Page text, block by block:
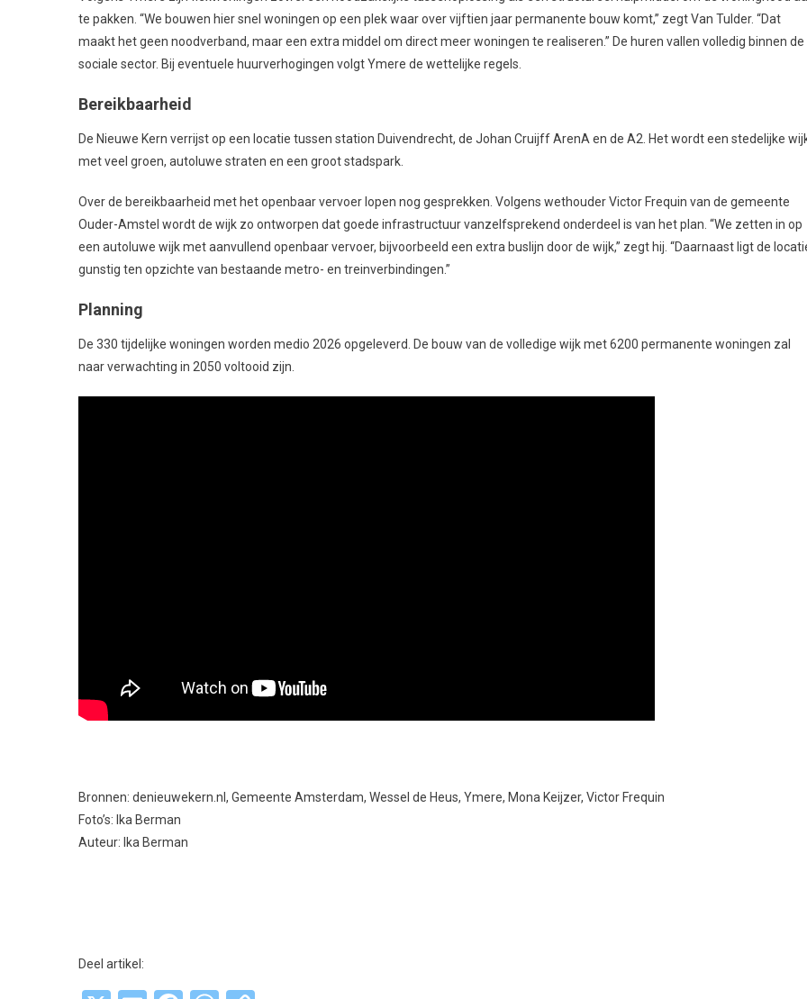
te pakken. “We bouwen hier snel woningen op een plek waar over vijftien jaar permanente bouw komt,” zegt Van Tulder. “Dat
maakt het geen noodverband, maar een extra middel om direct meer woningen te realiseren.” De huren vallen volledig binnen de
sociale sector. Bij eventuele huurverhogingen volgt Ymere de wettelijke regels.
Bereikbaarheid
De Nieuwe Kern verrijst op een locatie tussen station Duivendrecht, de Johan Cruijff ArenA en de A2. Het wordt een stedelijke
met veel groen, autoluwe straten en een groot stadspark.
Over de bereikbaarheid met het openbaar vervoer lopen nog gesprekken. Volgens wethouder Victor Frequin van de gemeente
Ouder-Amstel wordt de wijk zo ontworpen dat goede infrastructuur vanzelfsprekend onderdeel is van het plan. “We zetten in op
een autoluwe wijk met aanvullend openbaar vervoer, bijvoorbeeld een extra buslijn door de wijk,” zegt hij. “Daarnaast ligt de
gunstig ten opzichte van bestaande metro- en treinverbindingen.”
Planning
De 330 tijdelijke woningen worden medio 2026 opgeleverd. De bouw van de volledige wijk met 6200 permanente woningen zal
naar verwachting in 2050 voltooid zijn.
Bronnen: denieuwekern.nl, Gemeente Amsterdam, Wessel de Heus, Ymere, Mona Keijzer, Victor Frequin
Foto’s: Ika Berman
Auteur: Ika Berman
Deel artikel: